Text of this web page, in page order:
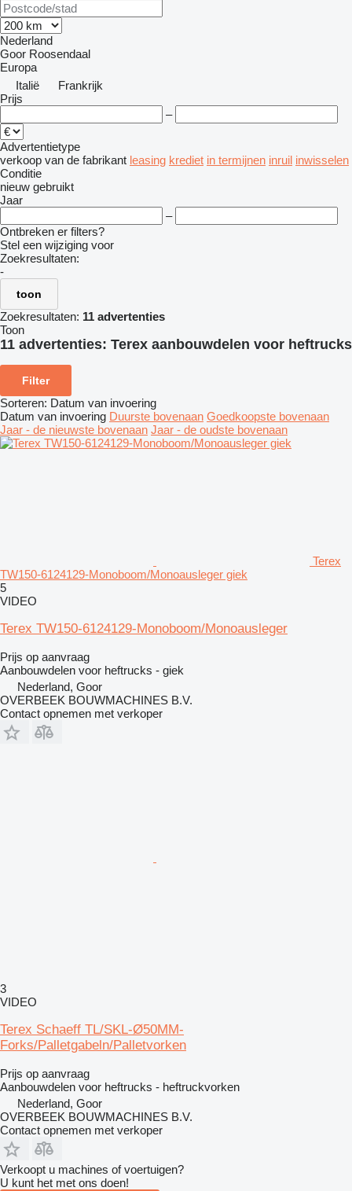
Nederland
Goor Roosendaal
Europa
Italië
Frankrijk
Prijs
–
Advertentietype
verkoop van de fabrikant leasing krediet in termijnen inruil inwisselen
Conditie
nieuw gebruikt
Jaar
–
Ontbreken er filters?
Stel een wijziging voor
Zoekresultaten:
-
toon
Zoekresultaten: 11 advertenties
Toon
11 advertenties: Terex aanbouwdelen voor heftrucks
Filter
Sorteren: Datum van invoering
Datum van invoering Duurste bovenaan Goedkoopste bovenaan
Jaar - de nieuwste bovenaan Jaar - de oudste bovenaan
Terex
TW150-6124129-Monoboom/Monoausleger giek
5
VIDEO
Terex TW150-6124129-Monoboom/Monoausleger
Prijs op aanvraag
Aanbouwdelen voor heftrucks - giek
Nederland, Goor
OVERBEEK BOUWMACHINES B.V.
Contact opnemen met verkoper
3
VIDEO
Terex Schaeff TL/SKL-Ø50MM-
Forks/Palletgabeln/Palletvorken
Prijs op aanvraag
Aanbouwdelen voor heftrucks - heftruckvorken
Nederland, Goor
OVERBEEK BOUWMACHINES B.V.
Contact opnemen met verkoper
Verkoopt u machines of voertuigen?
U kunt het met ons doen!